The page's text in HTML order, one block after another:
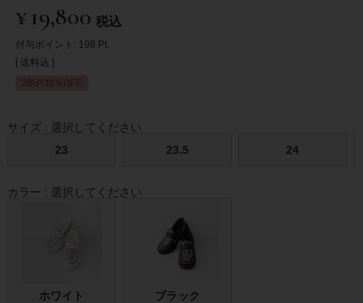
¥19,800 税込
付与ポイント: 198 Pt.
送料込
2BUY10％OFF
サイズ
選択してください
23
23.5 24
カラー 選択してください
ホワイト ブラック